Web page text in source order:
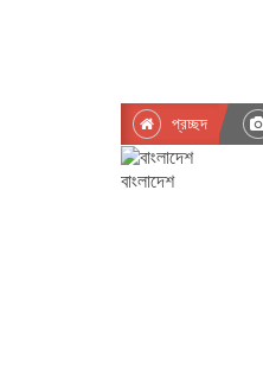
প্রচ্ছদ
বাংলাদেশ